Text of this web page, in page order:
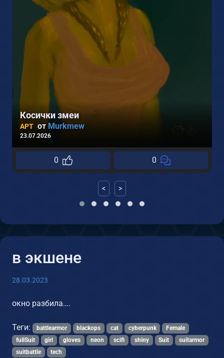
Косички змеи
АРТ от Murkmew
23.07.2026
0 0
< >
в экшене
28.03.2023
окно разбила….
Теги: battlearmor blackops cat cyberpunk
Female
fullSuit
girl gloves neon scifi shiny Suit
suitarmor
suitbattle
tech